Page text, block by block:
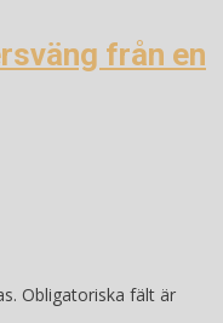
från en
Obligatoriska fält är